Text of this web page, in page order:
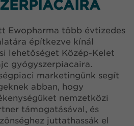
Ewopharma több évtizedes
építkezve kínál
lehetőséget Közép-Kelet
gyógyszerpiacaira.
marketingünk segít
abban, hogy
nemzetközi
támogatásával, és
juttathassák el